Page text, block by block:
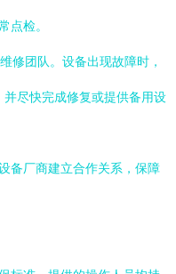
点检。
修团队。设备出现故障时，
尽快完成修复或提供备用设
备厂商建立合作关系，保障